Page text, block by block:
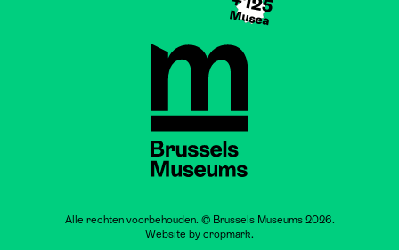
Musea
Brussels Museums
Alle rechten voorbehouden. © Brussels Museums 2026.
Website by cropmark.